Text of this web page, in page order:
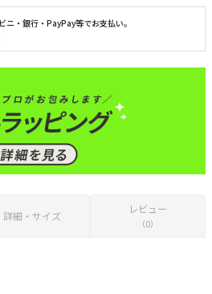
ニ・銀行・PayPay等でお支払い。
詳細・サイズ
レビュー
（0）